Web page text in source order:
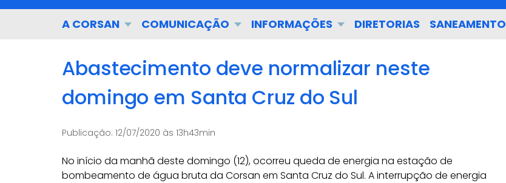
menu
do
A CORSAN COMUNICAÇÃO INFORMAÇÕES DIRETORIAS SANEAMENTO
Abastecimento deve normalizar neste
domingo em Santa Cruz do Sul
Publicação: 12/07/2020 às 13h43min
No início da manhã deste domingo (12), ocorreu queda de energia na estação de
bombeamento de água bruta da Corsan em Santa Cruz do Sul. A interrupção de energia